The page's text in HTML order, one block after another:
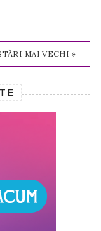
MAI VECHI »